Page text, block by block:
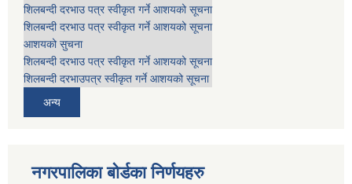
शिलबन्दी दरभाउ पत्र स्वीकृत गर्ने आशयको सूचना
शिलबन्दी दरभाउ पत्र स्वीकृत गर्ने आशयको सूचना
आशयको सुचना
शिलबन्दी दरभाउ पत्र स्वीकृत गर्ने आशयको सूचना
शिलबन्दी दरभाउपत्र स्वीकृत गर्ने आशयको सूचना
अन्य
नगरपालिका बोर्डका निर्णयहरु